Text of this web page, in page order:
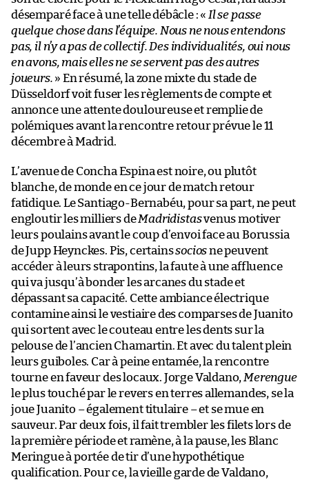
désemparé face à une telle débâcle : « Il se passe
quelque chose dans l’équipe. Nous ne nous entendons
pas, il n’y a pas de collectif. Des individualités, oui nous
en avons, mais elles ne se servent pas des autres
joueurs. » En résumé, la zone mixte du stade de
Düsseldorf voit fuser les règlements de compte et
annonce une attente douloureuse et remplie de
polémiques avant la rencontre retour prévue le 11
décembre à Madrid.
L’avenue de Concha Espina est noire, ou plutôt
blanche, de monde en ce jour de match retour
fatidique. Le Santiago-Bernabéu, pour sa part, ne peut
engloutir les milliers deMadridistasvenus motiver
leurs poulains avant le coup d’envoi face au Borussia
de Jupp Heynckes. Pis, certainssociosne peuvent
accéder à leurs strapontins, la faute à une affluence
qui va jusqu’à bonder les arcanes du stade et
dépassant sa capacité. Cette ambiance électrique
contamine ainsi le vestiaire des comparses de Juanito
qui sortent avec le couteau entre les dents sur la
pelouse de l’ancien Chamartin. Et avec du talent plein
leurs guiboles. Car à peine entamée, la rencontre
tourne en faveur des locaux. Jorge Valdano, Merengue
le plus touché par le revers en terres allemandes, se la
joue Juanito – également titulaire – et se mue en
sauveur. Par deux fois, il fait trembler les filets lors de
la première période et ramène, à la pause, les Blanc
Meringue à portée de tir d’une hypothétique
qualification. Pour ce, la vieille garde de Valdano,